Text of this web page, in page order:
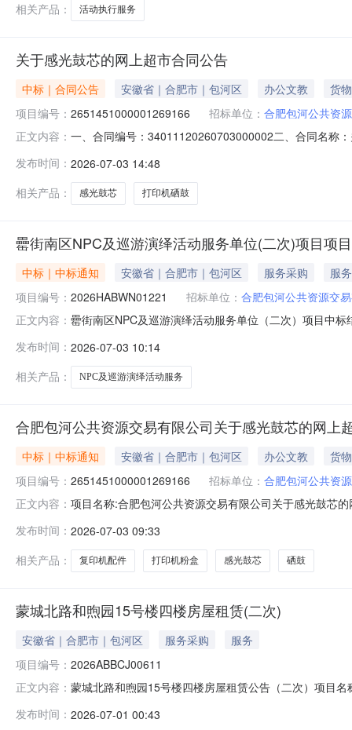
相关产品：
活动执行服务
关于感光鼓芯的网上超市合同公告
中标｜合同公告 安徽省｜合肥市｜包河区 办公文教
货物
项目编号： 2651451000001269166 招标单位： 合肥包河公共资
正文内容： 一、合同编号：34011120260703000002二、合同名称
供应商（乙方）：合肥志洋科技有限公司地址：安徽省
发布时间： 2026-07-03 14:48
相关产品：
感光鼓芯 打印机硒鼓
罍街南区NPC及巡游演绎活动服务单位(二次)项目项
中标｜中标通知 安徽省｜合肥市｜包河区 服务采购
服务
项目编号： 2026HABWN01221 招标单位： 合肥包河公共资源交
正文内容： 罍街南区NPC及巡游演绎活动服务单位（二次）项目中
海澄合肥包河公共资源交易有限公司2026年07月03日
发布时间： 2026-07-03 10:14
相关产品：
NPC及巡游演绎活动服务
合肥包河公共资源交易有限公司关于感光鼓芯的网上
中标｜中标通知 安徽省｜合肥市｜包河区 办公文教
货物
项目编号： 2651451000001269166 招标单位： 合肥包河公共资
正文内容： 项目名称:合肥包河公共资源交易有限公司关于感光鼓芯
肥包河公共资源交易有限公司采购单位地址:/三、成交信
发布时间： 2026-07-03 09:33
相关产品：
复印机配件 打印机粉盒 感光鼓芯 硒鼓
蒙城北路和煦园15号楼四楼房屋租赁(二次)
安徽省｜合肥市｜包河区 服务采购
服务
项目编号： 2026ABBCJ00611
正文内容： 蒙城北路和煦园15号楼四楼房屋租赁公告（二次）项目
部门合肥市包河区财政局，联系方式：0551-63357536
发布时间： 2026-07-01 00:43